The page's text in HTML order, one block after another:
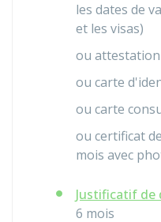
les dates de
et les visas)
ou
ou carte
ou carte
ou certificat
mois avec
Justificatif de
6 mois